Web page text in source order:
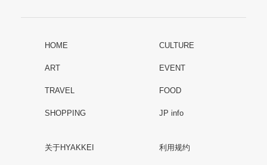
HOME CULTURE
ART EVENT
TRAVEL FOOD
SHOPPING JP info
关于HYAKKEI 利用规约